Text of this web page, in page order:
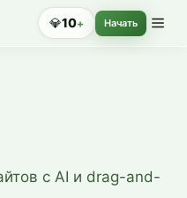
💎10+ Начать
с AI и drag-and-